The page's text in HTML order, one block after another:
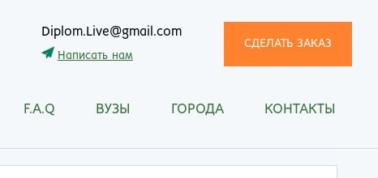
Diplom.Live@gmail.com
Написать нам
СДЕЛАТЬ ЗАКАЗ
F.A.Q ВУЗЫ ГОРОДА КОНТАКТЫ